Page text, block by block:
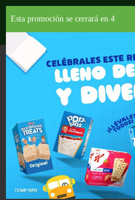
Departamentos
PROVISIONES BEBIDAS
SUNKIST ZERO
$1.19
Regular $1.35
Válido hasta: agosto 11, 2026
Esta promoción se cerrará en 3